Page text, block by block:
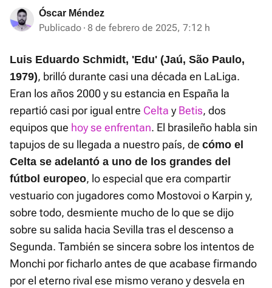
Óscar Méndez
Publicado 8 de febrero de 2025, 7:12 h
Luis Eduardo Schmidt, 'Edu' (Jaú, São Paulo,
1979), brilló durante casi una década en LaLiga.
Eran los años 2000 y su estancia en España la
repartió casi por igual entre Celta y Betis, dos
equipos que hoy se enfrentan. El brasileño habla sin
tapujos de su llegada a nuestro país, de cómo el
Celta se adelantó a uno de los grandes del
fútbol europeo, lo especial que era compartir
vestuario con jugadores como Mostovoi o Karpin y,
sobre todo, desmiente mucho de lo que se dijo
sobre su salida hacia Sevilla tras el descenso a
Segunda. También se sincera sobre los intentos de
Monchi por ficharlo antes de que acabase firmando
por el eterno rival ese mismo verano y desvela en